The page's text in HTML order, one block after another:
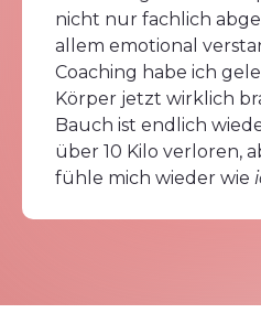
nicht nur fachlich
allem emotional
Coaching habe ich
Körper jetzt wirklich
Bauch ist endlich
über 10 Kilo verloren,
fühle mich wieder wie